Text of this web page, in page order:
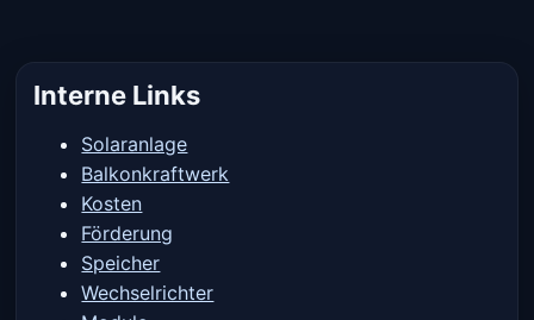
Interne Links
Solaranlage
Balkonkraftwerk
Kosten
Förderung
Speicher
Wechselrichter